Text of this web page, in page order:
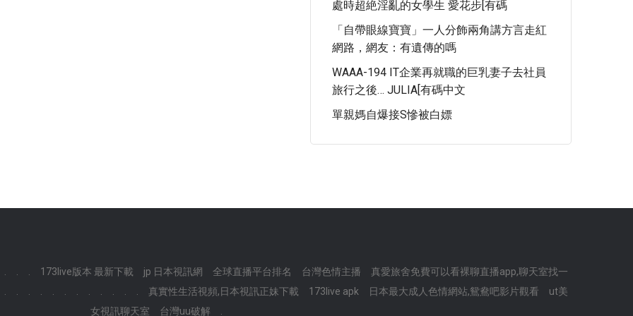
處時超絶淫亂的女學生 愛花步[有碼
「自帶眼線寶寶」一人分飾兩角講方言走紅
網路，網友：有遺傳的嗎
WAAA-194 IT企業再就職的巨乳妻子去社員
旅行之後… JULIA[有碼中文
單親媽自爆接S慘被白嫖
173live版本 最新下載 jp 日本視訊網 全球直播平台排名 台灣色情主播
真愛旅舍免費可以看裸聊直播app,聊天室找一
真實性生活視頻,日本視訊正妹下載 173live apk 日本最大成人色情網站,鴛鴦吧影片觀看
ut美
女視訊聊天室
台灣uu破解